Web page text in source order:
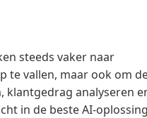
steeds vaker naar
te vallen, maar ook om
klantgedrag analyseren
in de beste AI-